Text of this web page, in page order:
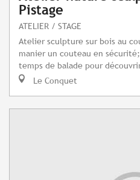
Pistage
ATELIER / STAGE
Atelier sculpture sur bois au
manier un couteau en
temps de balade pour
Le Conquet